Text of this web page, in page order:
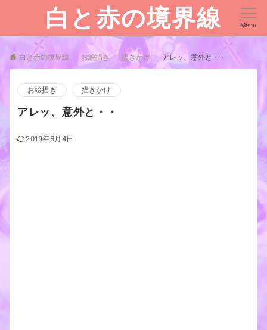
白と赤の境界線 Menu
白と赤の境界線 お絵描き 描きかけ アレッ、意外と・・
お絵描き 描きかけ
アレッ、意外と・・
2019年6月4日